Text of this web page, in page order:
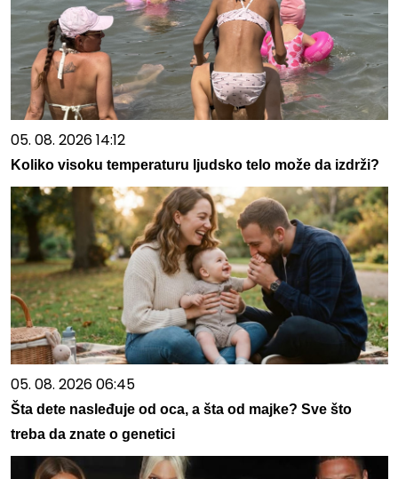
05. 08. 2026 14:12
Koliko visoku temperaturu ljudsko telo može da izdrži?
05. 08. 2026 06:45
Šta dete nasleđuje od oca, a šta od majke? Sve što
treba da znate o genetici